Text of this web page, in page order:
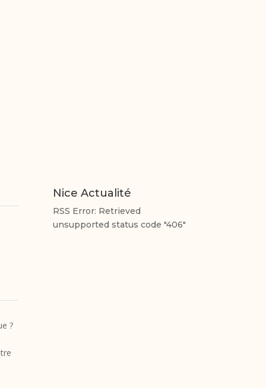
?
Nice Actualité
RSS Error: Retrieved
unsupported status code "406"